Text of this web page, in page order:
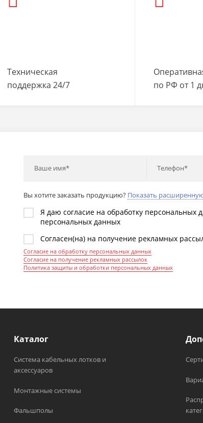
Техническая
поддержка 24/7
по РФ от 1
Ваше имя* Телефон*
Вы хотите заказать продукцию? Показать
Я даю согласие на обработку персональных
персональных данных
Согласен(на) на получение рекламных
Согласие на обработку персональных данных
Согласие на получение рекламных рассылок
Политика защиты и обработки персональных данных
Каталог
Система кабельных лотков и
аксессуаров
Монтажные системы
Фальшполы